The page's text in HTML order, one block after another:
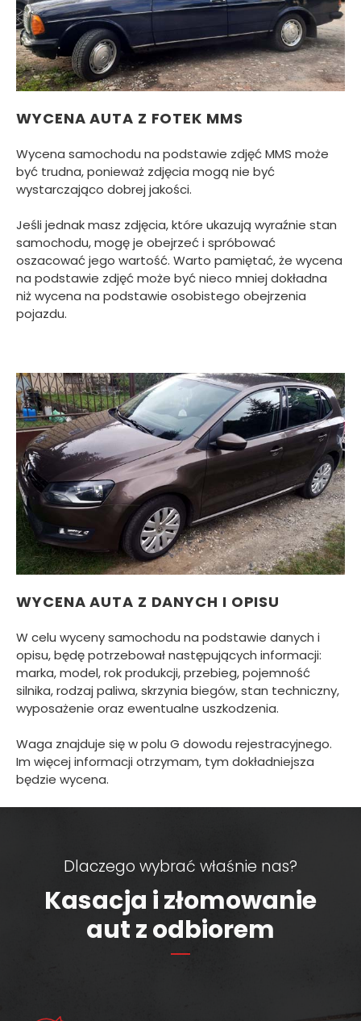
WYCENA AUTA Z FOTEK MMS
Wycena samochodu na podstawie zdjęć MMS może
być trudna, ponieważ zdjęcia mogą nie być
wystarczająco dobrej jakości.
Jeśli jednak masz zdjęcia, które ukazują wyraźnie stan
samochodu, mogę je obejrzeć i spróbować
oszacować jego wartość. Warto pamiętać, że wycena
na podstawie zdjęć może być nieco mniej dokładna
niż wycena na podstawie osobistego obejrzenia
pojazdu.
WYCENA AUTA Z DANYCH I OPISU
W celu wyceny samochodu na podstawie danych i
opisu, będę potrzebował następujących informacji:
marka, model, rok produkcji, przebieg, pojemność
silnika, rodzaj paliwa, skrzynia biegów, stan techniczny,
wyposażenie oraz ewentualne uszkodzenia.
Waga znajduje się w polu G dowodu rejestracyjnego.
Im więcej informacji otrzymam, tym dokładniejsza
będzie wycena.
Dlaczego wybrać właśnie nas?
Kasacja i złomowanie
aut z odbiorem